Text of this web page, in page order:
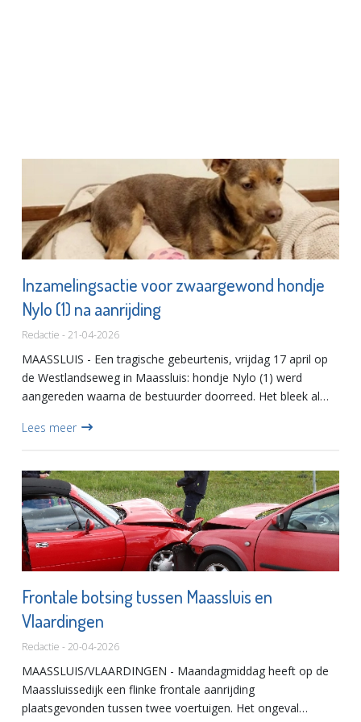
Inzamelingsactie voor zwaargewond hondje
Nylo (1) na aanrijding
Redactie - 21-04-2026
MAASSLUIS - Een tragische gebeurtenis, vrijdag 17 april op
de Westlandseweg in Maassluis: hondje Nylo (1) werd
aangereden waarna de bestuurder doorreed. Het bleek al
gebro...
Lees meer
Frontale botsing tussen Maassluis en
Vlaardingen
Redactie - 20-04-2026
MAASSLUIS/VLAARDINGEN - Maandagmiddag heeft op de
Maassluissedijk een flinke frontale aanrijding
plaatsgevonden tussen twee voertuigen. Het ongeval